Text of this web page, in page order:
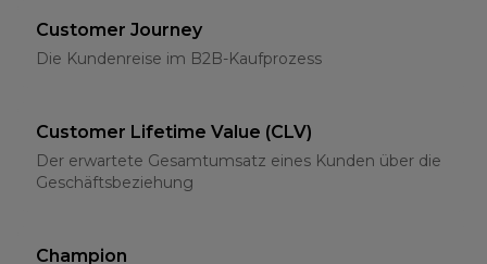
Customer Journey
Die Kundenreise im B2B-Kaufprozess
Customer Lifetime Value (CLV)
Der erwartete Gesamtumsatz eines Kunden über die
Geschäftsbeziehung
Champion